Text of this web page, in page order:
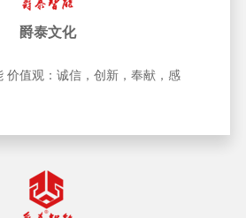
爵泰文化
价值观：诚信，创新，奉献，感